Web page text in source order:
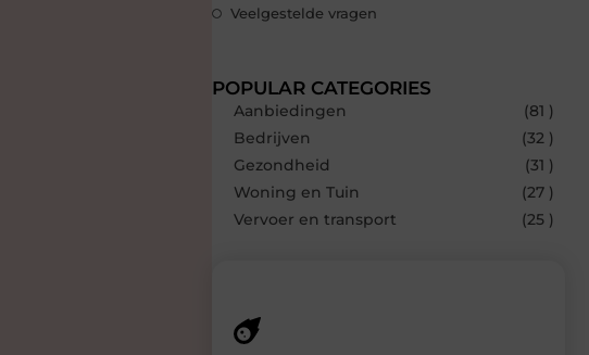
Veelgestelde vragen
POPULAR CATEGORIES
Aanbiedingen
(81 )
Bedrijven
(32 )
Gezondheid
(31 )
Woning en Tuin
(27 )
Vervoer en transport
(25 )